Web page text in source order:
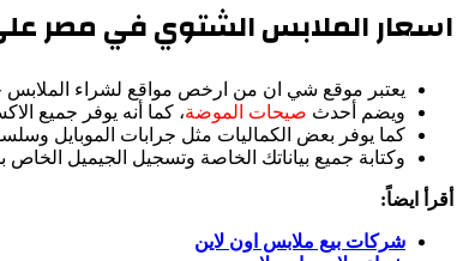
اسعار الملابس الشتوي في مصر علي
يعتبر موقع شي ان من ارخص مواقع لشراء الملابس
ويضم أحدث صيحات الموضة، كما أنه يوفر جميع
كما يوفر بعض الكماليات مثل جرابات الموبايل
وكتابة جميع بياناتك الخاصة وتسجيل الجيميل
أقرأ ايضاً:
شركات بيع ملابس اون لاين